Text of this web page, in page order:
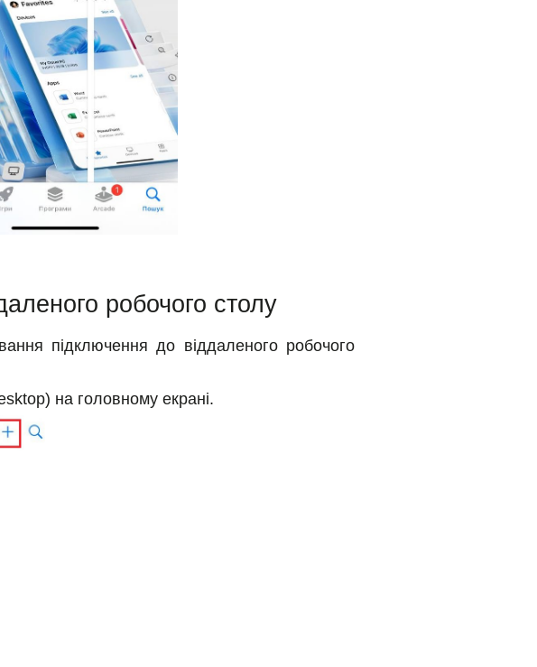
робочого столу
підключення до віддаленого робочого
на головному екрані.